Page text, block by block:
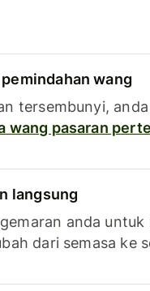
wang
tersembunyi,
wang pasaran
langsung
anda
dari semasa ke